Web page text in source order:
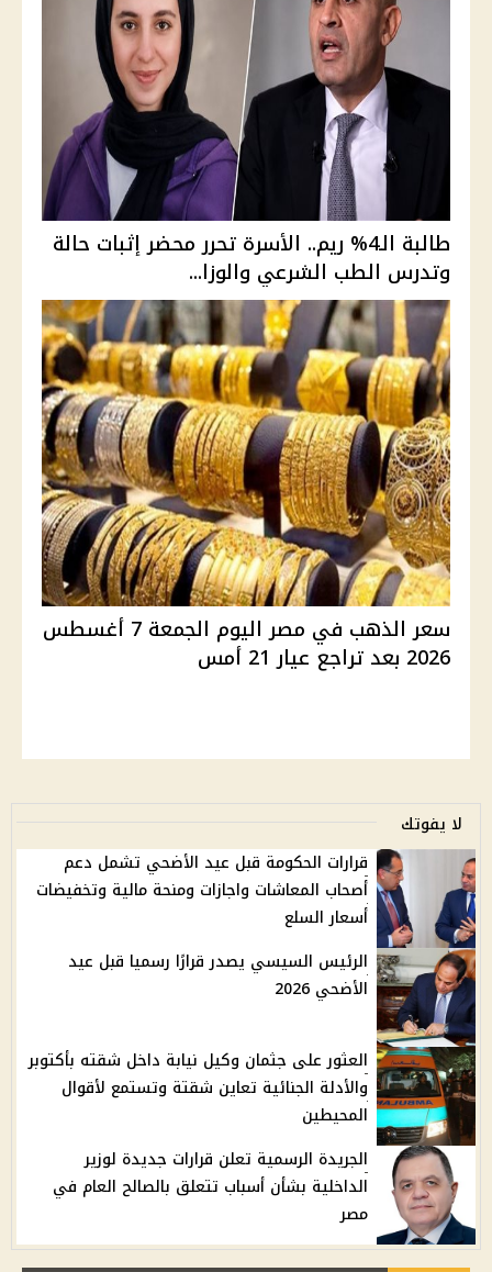
طالبة الـ4% ريم.. الأسرة تحرر محضر إثبات حالة
وتدرس الطب الشرعي والوزا...
سعر الذهب في مصر اليوم الجمعة 7 أغسطس
2026 بعد تراجع عيار 21 أمس
لا يفوتك
قرارات الحكومة قبل عيد الأضحي تشمل دعم
أصحاب المعاشات واجازات ومنحة مالية وتخفيضات
أسعار السلع
الرئيس السيسي يصدر قرارًا رسميا قبل عيد
الأضحي 2026
العثور على جثمان وكيل نيابة داخل شقته بأكتوبر
والأدلة الجنائية تعاين شقتة وتستمع لأقوال
المحيطين
الجريدة الرسمية تعلن قرارات جديدة لوزير
الداخلية بشأن أسباب تتعلق بالصالح العام في
مصر